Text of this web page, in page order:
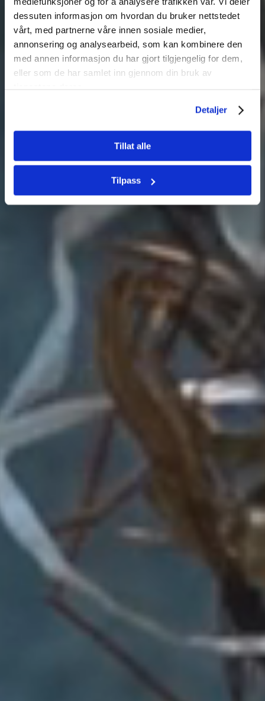
dessuten informasjon om hvordan du bruker nettstedet
vårt, med partnerne våre innen sosiale medier,
annonsering og analysearbeid, som kan kombinere den
med annen informasjon du har gjort tilgjengelig for dem,
eller som de har samlet inn gjennom din bruk av
Detaljer
Tillat alle
Tilpass
Klimatilpasning i
Guatemala